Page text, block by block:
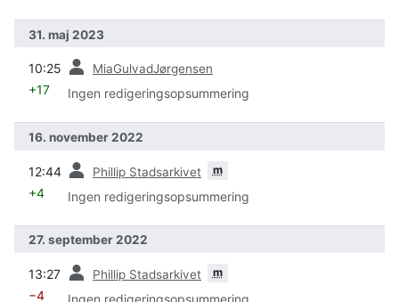
31. maj 2023
10:25 MiaGulvadJørgensen
+17 Ingen redigeringsopsummering
16. november 2022
12:44 Phillip Stadsarkivet m
+4 Ingen redigeringsopsummering
27. september 2022
13:27 Phillip Stadsarkivet m
−4 Ingen redigeringsopsummering